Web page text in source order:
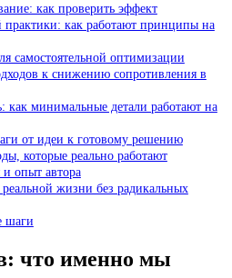
как проверить эффект
как работают принципы на
самостоятельной оптимизации
к снижению сопротивления в
как минимальные детали работают на
от идеи к готовому решению
которые реально работают
опыт автора
жизни без радикальных
шаги
что именно мы